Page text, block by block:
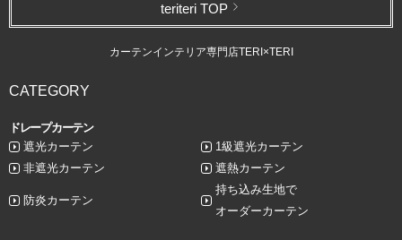
teriteri TOP
カーテンインテリア専門店TERI×TERI
CATEGORY
ドレープカーテン
遮光カーテン
1級遮光カーテン
非遮光カーテン
遮熱カーテン
防炎カーテン
持ち込み生地で
オーダーカーテン